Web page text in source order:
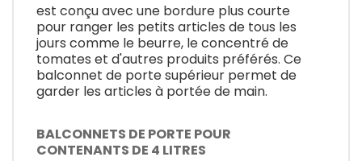
est conçu avec une bordure plus courte
pour ranger les petits articles de tous les
jours comme le beurre, le concentré de
tomates et d'autres produits préférés. Ce
balconnet de porte supérieur permet de
garder les articles à portée de main.
BALCONNETS DE PORTE POUR
CONTENANTS DE 4 LITRES